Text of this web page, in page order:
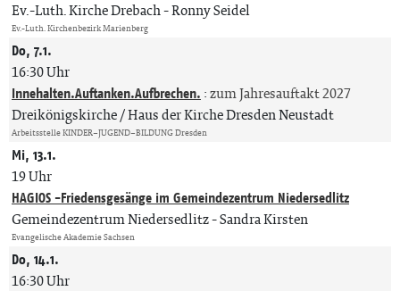
Ev.-Luth. Kirche Drebach Ronny Seidel
Ev.-Luth. Kirchenbezirk Marienberg
Do, 7.1.
16:30 Uhr
Innehalten.Auftanken.Aufbrechen. :zum Jahresauftakt 2027
Dreikönigskirche / Haus der Kirche Dresden Neustadt
Arbeitsstelle KINDER–JUGEND–BILDUNG Dresden
Mi, 13.1.
19 Uhr
HAGIOS -Friedensgesänge im Gemeindezentrum Niedersedlitz
Gemeindezentrum Niedersedlitz Sandra Kirsten
Evangelische Akademie Sachsen
Do, 14.1.
16:30 Uhr